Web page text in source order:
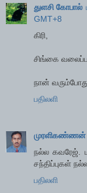
துளசி கோபால்
GMT+8
கிரி,
சிங்கை
நான்
பதிலளி
முரளிகண்ணன்
நல்ல கவரேஜ்.
சந்திப்புகள்
பதிலளி